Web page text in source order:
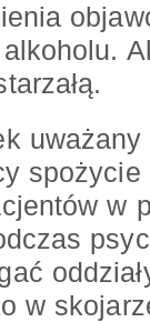
uważany
w
w